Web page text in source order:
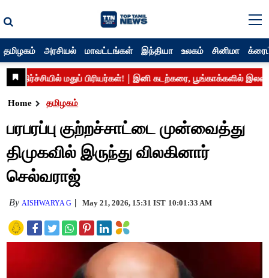
தமிழகம் அரசியல் மாவட்டங்கள் இந்தியா உலகம் சினிமா
Home தமிழகம்
பரபரப்பு குற்றச்சாட்டை முன்வைத்து
திமுகவில் இருந்து விலகினார்
செல்வராஜ்
By AISHWARYA G May 21, 2026, 15:31 IST 10:01:33 AM